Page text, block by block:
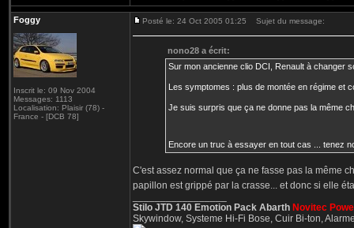
Foggy
Inscrit le: 09 Nov 2004
Messages: 1113
Localisation: Plaisir (78) -
France - [DCB 78]
Posté le: 24 Oct 2005 01:25 Sujet du message:
nono28 a écrit:
Sur mon ancienne clio DCI, Renault à changer
Les symptomes : plus de montée en régime et
Je suis surpris que ça ne donne pas la même
Encore un truc à essayer en tout cas ... tenez
C'est assez normal que ça ne fasse pas la même
papillon est grippé par la crasse... et donc si elle
Stilo JTD 140 Emotion Pack Abarth Novitec
Skywindow, Systeme Hi-Fi Bose, Cuir Bi-ton,